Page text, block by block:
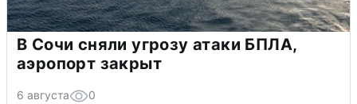
В Сочи сняли угрозу атаки БПЛА,
аэропорт закрыт
6 августа 0